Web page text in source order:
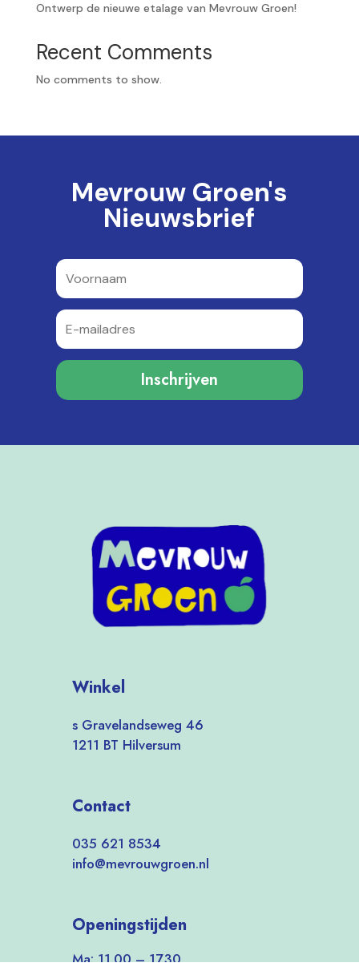
Ontwerp de nieuwe etalage van Mevrouw Groen!
Recent Comments
No comments to show.
Mevrouw Groen's
Nieuwsbrief
Inschrijven
Winkel
s Gravelandseweg 46
1211 BT Hilversum
Contact
035 621 8534
info@mevrouwgroen.nl
Openingstijden
Ma: 11.00 – 17.30